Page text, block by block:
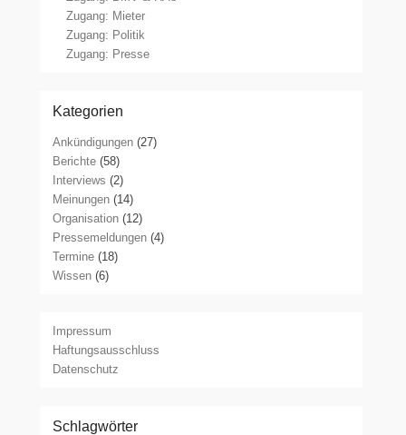
Zugang: Mieter
Zugang: Politik
Zugang: Presse
Kategorien
Ankündigungen (27)
Berichte (58)
Interviews (2)
Meinungen (14)
Organisation (12)
Pressemeldungen (4)
Termine (18)
Wissen (6)
Impressum
Haftungsausschluss
Datenschutz
Schlagwörter